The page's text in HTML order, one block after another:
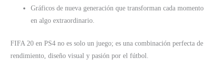
Gráficos de nueva generación que transforman cada momento
en algo extraordinario.
FIFA 20 en PS4 no es solo un juego; es una combinación perfecta de
rendimiento, diseño visual y pasión por el fútbol.